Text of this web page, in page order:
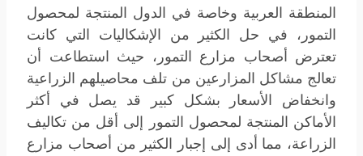
المنطقة العربية وخاصة في الدول المنتجة لمحصول
التمور، في حل الكثير من الإشكاليات التي كانت
تعترض أصحاب مزارع التمور، حيث استطاعت أن
تعالج مشاكل المزارعين من تلف محاصيلهم الزراعية
وانخفاض الأسعار بشكل كبير قد يصل في أكثر
الأماكن المنتجة لمحصول التمور إلى أقل من تكاليف
الزراعة، مما أدى إلى إجبار الكثير من أصحاب مزارع